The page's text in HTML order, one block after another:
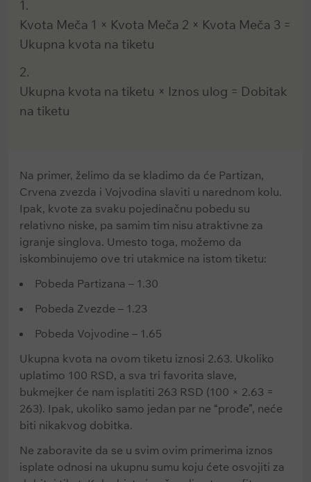
Kvota Meča 1 × Kvota Meča 2 × Kvota Meča 3 =
Ukupna kvota na tiketu
Ukupna kvota na tiketu × Iznos ulog = Dobitak
na tiketu
Na primer, želimo da se kladimo da će Partizan,
Crvena zvezda i Vojvodina slaviti u narednom kolu.
Ipak, kvote za svaku pojedinačnu pobedu su
relativno niske, pa samim tim nisu atraktivne za
igranje singlova. Umesto toga, možemo da
iskombinujemo ove tri utakmice na istom tiketu:
Pobeda Partizana – 1.30
Pobeda Zvezde – 1.23
Pobeda Vojvodine – 1.65
Ukupna kvota na ovom tiketu iznosi 2.63. Ukoliko
uplatimo 100 RSD, a sva tri favorita slave,
bukmejker će nam isplatiti 263 RSD (100 × 2.63 =
263). Ipak, ukoliko samo jedan par ne “prođe”, neće
biti nikakvog dobitka.
Ne zaboravite da se u svim ovim primerima iznos
isplate odnosi na ukupnu sumu koju ćete osvojiti za